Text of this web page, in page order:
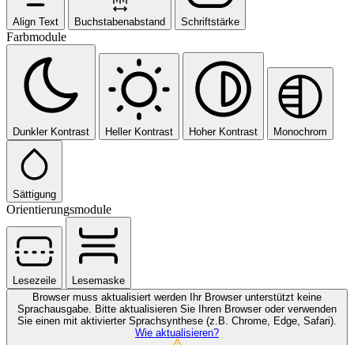
Align Text Buchstabenabstand Schriftstärke
Farbmodule
Dunkler Kontrast Heller Kontrast Hoher Kontrast Monochrom
Sättigung
Orientierungsmodule
Lesezeile
Lesemaske
Browser muss aktualisiert werden
Ihr Browser unterstützt keine
Sprachausgabe. Bitte aktualisieren Sie Ihren Browser oder verwenden
Sie einen mit aktivierter Sprachsynthese (z.B. Chrome, Edge, Safari).
Wie aktualisieren?